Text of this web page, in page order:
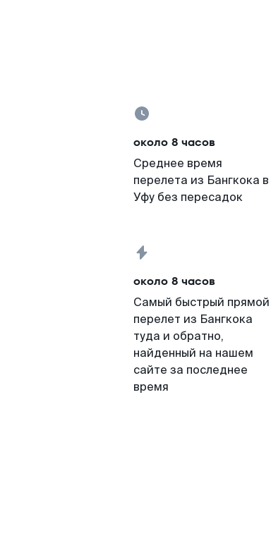
около 8 часов
Среднее время
перелета из Бангкока в
Уфу без пересадок
около 8 часов
Самый быстрый прямой
перелет из Бангкока
туда и обратно,
найденный на нашем
сайте за последнее
время